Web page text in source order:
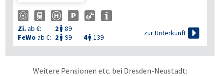
Zi.ab €: 2  89
FeWo ab €: 2  99 4 139
zur Unterkunft 
Weitere Pensionen etc. bei Dresden-Neustadt: